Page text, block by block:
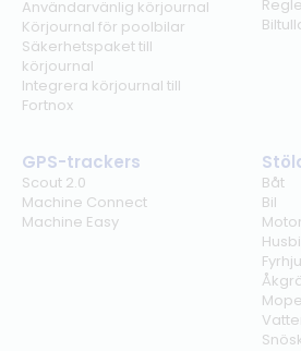
Användarvänlig körjournal
Körjournal för poolbilar
Säkerhetspaket till
körjournal
Integrera körjournal till
Fortnox
GPS-trackers
Scout 2.0
Machine Connect
Machine Easy
Båt
Bil